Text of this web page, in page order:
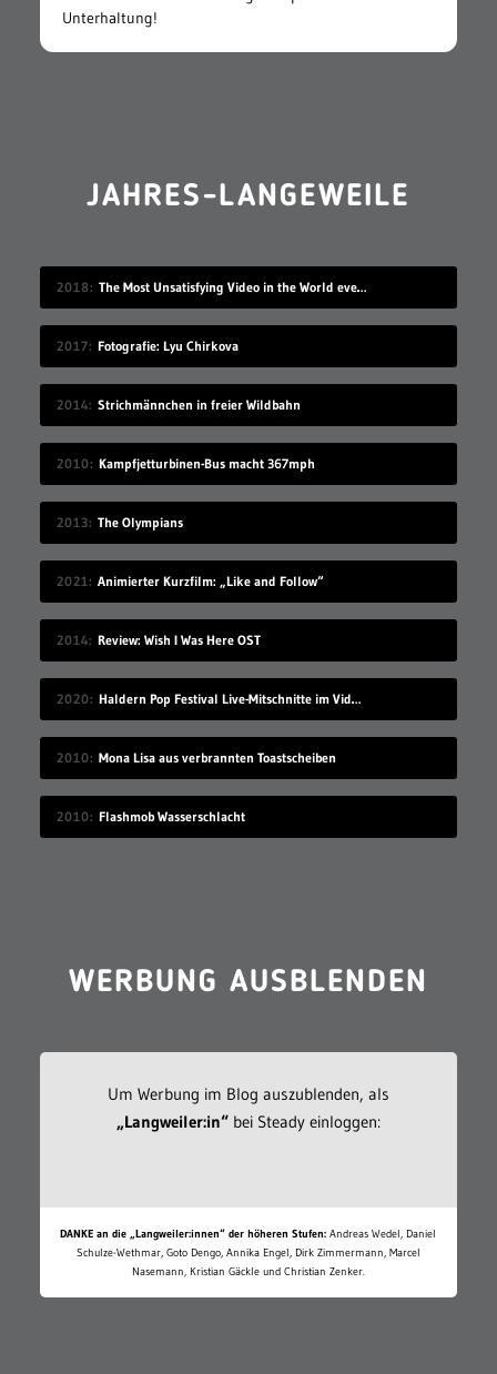
Unterhaltung!
JAHRES-LANGEWEILE
2018 The Most Unsatisfying Video in the World ever made – part 2
2017 Fotografie: Lyu Chirkova
2014 Strichmännchen in freier Wildbahn
2010 Kampfjetturbinen-Bus macht 367mph
2013 The Olympians
2021 Animierter Kurzfilm: „Like and Follow“
2014 Review: Wish I Was Here OST
2020 Haldern Pop Festival Live-Mitschnitte im Videostream (2008-2019)
2010 Mona Lisa aus verbrannten Toastscheiben
2010 Flashmob Wasserschlacht
WERBUNG AUSBLENDEN
Um Werbung im Blog auszublenden, als
„Langweiler:in“bei Steady einloggen:
DANKE an die „Langweiler:innen“ der höheren Stufen: Andreas Wedel, Daniel
Schulze-Wethmar, Goto Dengo, Annika Engel, Dirk Zimmermann, Marcel
Nasemann, Kristian Gäckle und Christian Zenker.